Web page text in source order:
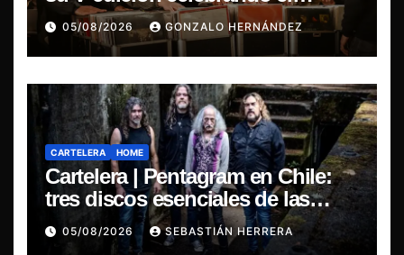
regreso del 7″ fabricado en Chile
05/08/2026 GONZALO HERNÁNDEZ
CARTELERA HOME
Cartelera | Pentagram en Chile:
tres discos esenciales de las
leyendas del doom
05/08/2026 SEBASTIÁN HERRERA